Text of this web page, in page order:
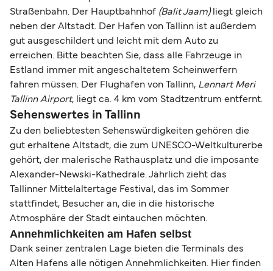
Straßenbahn. Der Hauptbahnhof (Balit Jaam)liegt gleich
neben der Altstadt. Der Hafen von Tallinn ist außerdem
gut ausgeschildert und leicht mit dem Auto zu
erreichen. Bitte beachten Sie, dass alle Fahrzeuge in
Estland immer mit angeschaltetem Scheinwerfern
fahren müssen. Der Flughafen von Tallinn, Lennart Meri
Tallinn Airport, liegt ca. 4 km vom Stadtzentrum entfernt.
Sehenswertes in Tallinn
Zu den beliebtesten Sehenswürdigkeiten gehören die
gut erhaltene Altstadt, die zum UNESCO-Weltkulturerbe
gehört, der malerische Rathausplatz und die imposante
Alexander-Newski-Kathedrale. Jährlich zieht das
Tallinner Mittelaltertage Festival, das im Sommer
stattfindet, Besucher an, die in die historische
Atmosphäre der Stadt eintauchen möchten.
Annehmlichkeiten am Hafen selbst
Dank seiner zentralen Lage bieten die Terminals des
Alten Hafens alle nötigen Annehmlichkeiten. Hier finden